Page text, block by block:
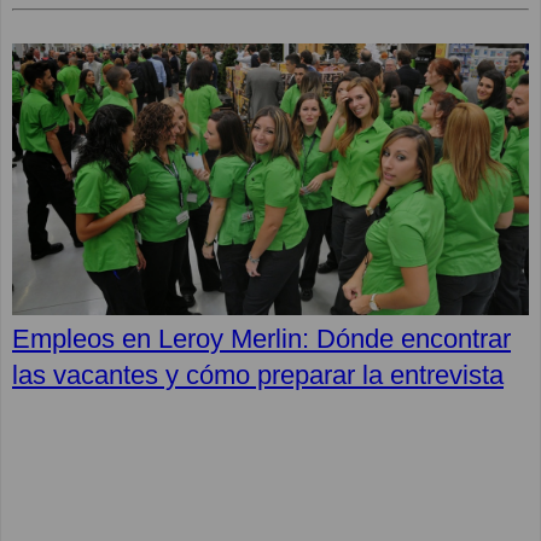
Empleos en Leroy Merlin: Dónde encontrar
las vacantes y cómo preparar la entrevista